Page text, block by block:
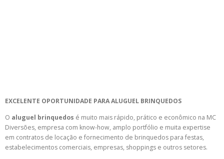
EXCELENTE OPORTUNIDADE PARA ALUGUEL BRINQUEDOS
O aluguel brinquedos é muito mais rápido, prático e econômico na MC
Diversões, empresa com know-how, amplo portfólio e muita expertise
em contratos de locação e fornecimento de brinquedos para festas,
estabelecimentos comerciais, empresas, shoppings e outros setores.